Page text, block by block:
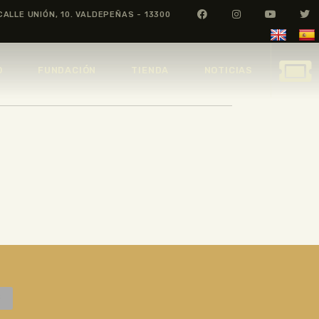
UNIÓN, 10. VALDEPEÑAS - 13300